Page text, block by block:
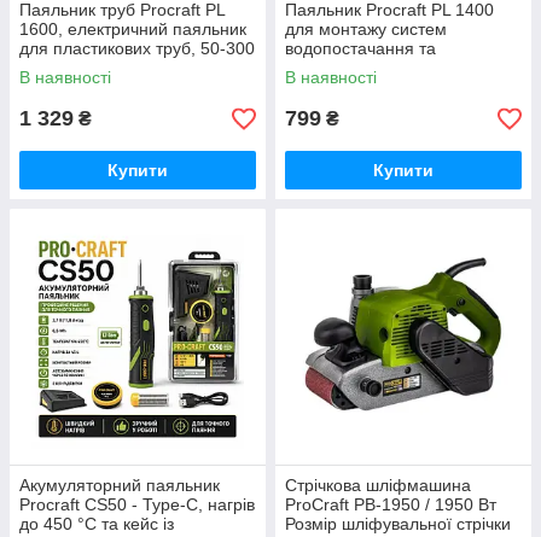
Паяльник труб Procraft PL
1600, електричний паяльник
для пластикових труб, 50-300
градусів 63 мм із насадками,
для дачі та гаража
В наявності
1 329 ₴
Купити
Паяльник Procraft PL 1400
для монтажу систем
водопостачання та
опалення, з регулюванням
температури відмінний вибір
В наявності
799 ₴
Купити
Акумуляторний паяльник
Procraft CS50 - Туре-C, нагрів
до 450 °С та кейс із
Стрічкова шліфмашина
ProCraft PB-1950 / 1950 Вт
Розмір шліфувальної стрічки